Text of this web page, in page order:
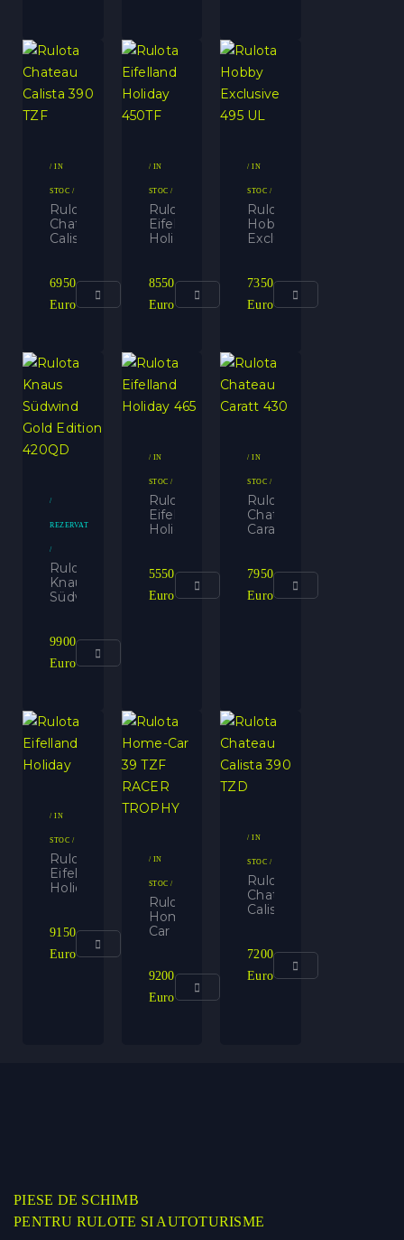
/ IN
STOC /
Rulota
Chateau
Calista
6950
Euro
/ IN
STOC /
Rulota
Eifelland
Holiday
8550
Euro
/ IN
STOC /
Rulota
Hobby
Exclusive
7350
Euro
/
REZERVAT
/
Rulota
Knaus
Südwind
420QD
9900
Euro
/ IN
STOC /
Rulota
Eifelland
Holiday
5550
Euro
/ IN
STOC /
Rulota
Chateau
Caratt
7950
Euro
/ IN
STOC /
Rulota
Eifelland
Holiday
9150
Euro
/ IN
STOC /
Rulota
Home-
Car
RACER
TROPHY
9200
Euro
/ IN
STOC /
Rulota
Chateau
Calista
7200
Euro
PIESE DE SCHIMB
PENTRU RULOTE SI AUTOTURISME